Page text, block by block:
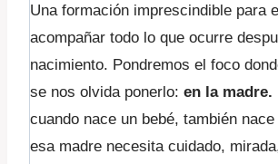
Una formación imprescindible para
acompañar todo lo que ocurre
nacimiento. Pondremos el foco
se nos olvida ponerlo: en la madre.
cuando nace un bebé, también
esa madre necesita cuidado,